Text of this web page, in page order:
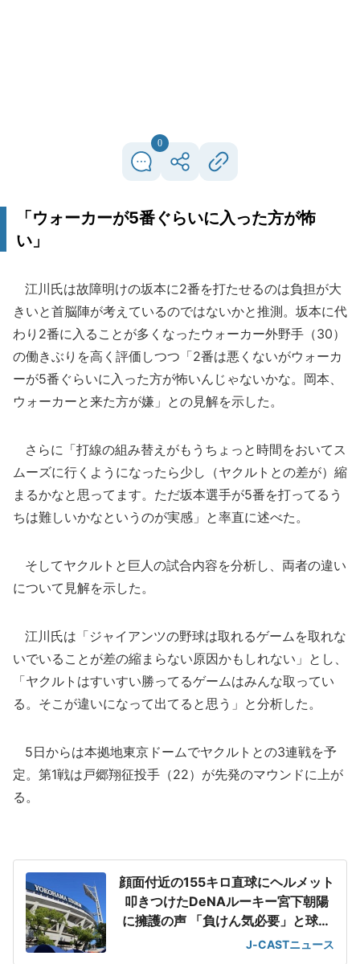
0
「ウォーカーが5番ぐらいに入った方が怖
い」
江川氏は故障明けの坂本に2番を打たせるのは負担が大
きいと首脳陣が考えているのではないかと推測。坂本に代
わり2番に入ることが多くなったウォーカー外野手（30）
の働きぶりを高く評価しつつ「2番は悪くないがウォーカ
ーが5番ぐらいに入った方が怖いんじゃないかな。岡本、
ウォーカーと来た方が嫌」との見解を示した。
さらに「打線の組み替えがもうちょっと時間をおいてス
ムーズに行くようになったら少し（ヤクルトとの差が）縮
まるかなと思ってます。ただ坂本選手が5番を打ってるう
ちは難しいかなというのが実感」と率直に述べた。
そしてヤクルトと巨人の試合内容を分析し、両者の違い
について見解を示した。
江川氏は「ジャイアンツの野球は取れるゲームを取れな
いでいることが差の縮まらない原因かもしれない」とし、
「ヤクルトはすいすい勝ってるゲームはみんな取ってい
る。そこが違いになって出てると思う」と分析した。
5日からは本拠地東京ドームでヤクルトとの3連戦を予
定。第1戦は戸郷翔征投手（22）が先発のマウンドに上が
る。
顔面付近の155キロ直球にヘルメット
叩きつけたDeNAルーキー宮下朝陽
に擁護の声 「負けん気必要」と球団
J-CASTニュース